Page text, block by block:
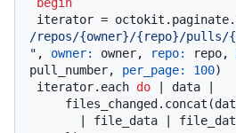
begin
iterator =
/repos/{owner}/{repo}/pulls/
" , owner: owner, repo: repo,
pull_number, per_page: 100)
iterator.each do data
file_data
|